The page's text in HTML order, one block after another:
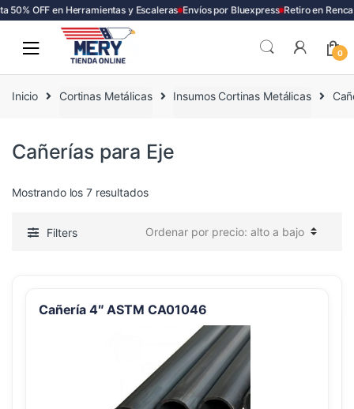
50% OFF en Herramientas y Escaleras Envíos por Bluexpress Retiro en Renca
0
Inicio Cortinas Metálicas Insumos Cortinas Metálicas
Cañerías para Eje
Mostrando los 7 resultadosOrdenado
precio:
Filters
Cañería 4″ ASTM CA01046